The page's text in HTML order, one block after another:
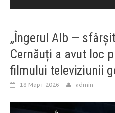
„Îngerul Alb —
Cernăuți a avut loc
filmului televiziunii
18 Март 2026 admin